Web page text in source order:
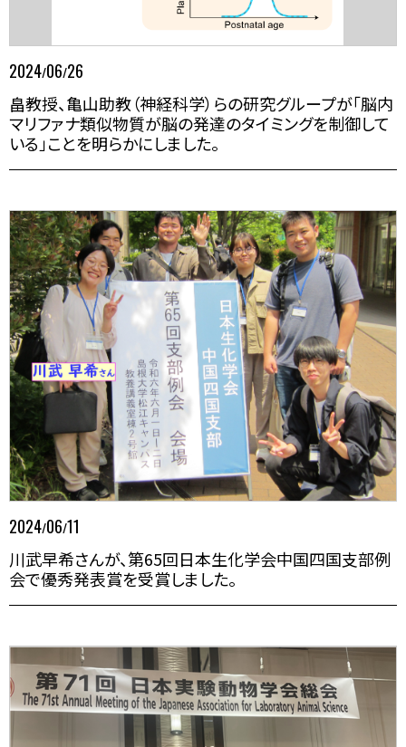
2024/06/26
畠教授、亀山助教（神経科学）らの研究グループが「脳内
マリファナ類似物質が脳の発達のタイミングを制御して
いる」ことを明らかにしました。
2024/06/11
川武早希さんが、第65回日本生化学会中国四国支部例
会で優秀発表賞を受賞しました。